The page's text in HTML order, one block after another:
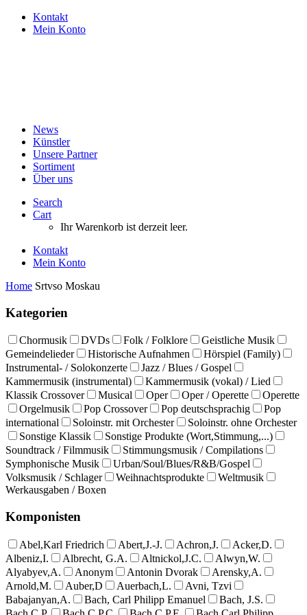
Kontakt
Mein Konto
News
Künstler
Unsere Partner
Sortiment
Über uns
Search
Cart
Ihr Warenkorb ist derzeit leer.
Kontakt
Mein Konto
Home Srtvso Moskau
Kategorien
Chormusik DVDs Folk / Folklore
Geistliche Musik
Gemeindelieder
Historische Aufnahmen
Hörspiel (Family)
Instrumental- / Solokonzerte
Jazz / Blues / Gospel
Kammermusik (instrumental)
Kammermusik (vokal) / Lied
Klassik Crossover
Musical Oper Oper / Operette
Operette
Orgelmusik
Pop Crossover Pop deutschsprachig
Pop
international
Soloinstr. mit Orchester
Soloinstr. ohne Orchester
Sonstige Klassik
Sonstige Produkte (Wort,Stimmung,...)
Soundtrack / Filmmusik
Stimmungsmusik / Compilations
Symphonische Musik
Urban/Soul/Blues/R&B/Gospel
Volksmusik / Schlager
Weihnachtsprodukte
Weltmusik
Werkausgaben / Boxen
Komponisten
Abel,Karl Friedrich Abert,J.-J. Achron,J.
Acker,D.
Albeniz,I.
Albrecht, G.A. Altnickol,J.C.
Alwyn,W.
Alyabyev,A.
Anonym Antonin Dvorak
Arensky,A.
Arnold,M.
Auber,D Auerbach,L.
Avni, Tzvi
Babajanyan,A.
Bach, Carl Philipp Emanuel
Bach, J.S.